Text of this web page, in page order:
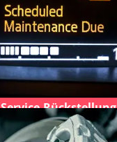
Service-Rückstellung